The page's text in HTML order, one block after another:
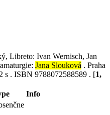
Libreto: Ivan Wernisch, Jan
Jana Slouková . Praha
s . ISBN 9788072588589 . [1,
Info